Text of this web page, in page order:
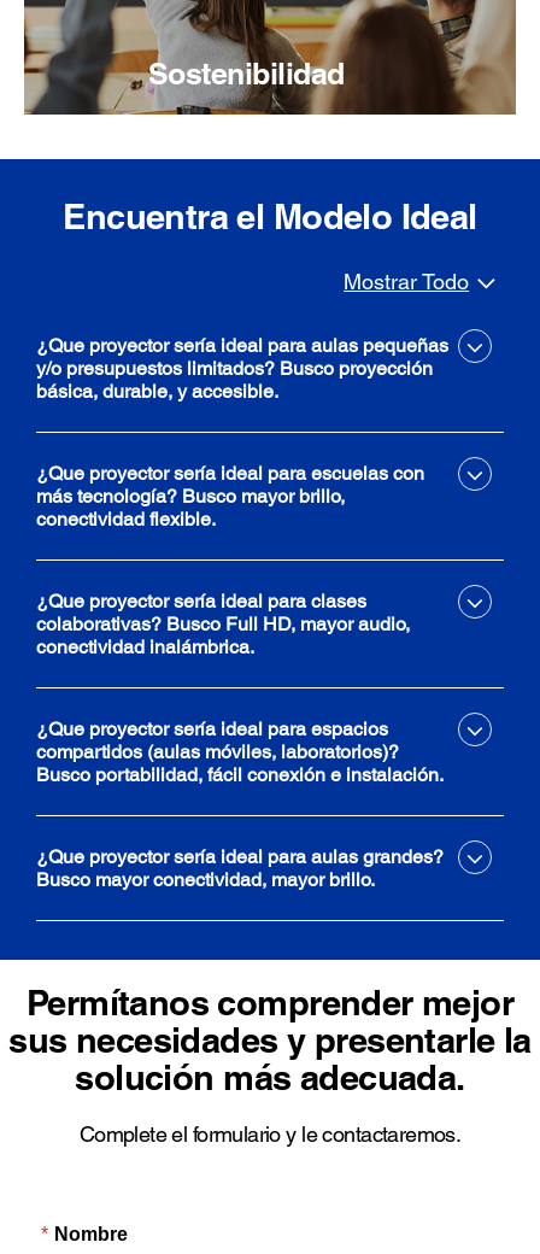
Sostenibilidad
Encuentra el Modelo Ideal
Mostrar Todo
¿Que proyector sería ideal para aulas pequeñas
y/o presupuestos limitados? Busco proyección
básica, durable, y accesible.
¿Que proyector sería ideal para escuelas con
más tecnología? Busco mayor brillo,
conectividad flexible.
¿Que proyector sería ideal para clases
colaborativas? Busco Full HD, mayor audio,
conectividad inalámbrica.​
¿Que proyector sería ideal para espacios
compartidos (aulas móviles, laboratorios)?
Busco portabilidad, fácil conexión e instalación. ​
¿Que proyector sería ideal para aulas grandes?
Busco mayor conectividad, mayor brillo. ​
Permítanos comprender mejor
sus necesidades y presentarle la
solución más adecuada.
Complete el formulario y le contactaremos.